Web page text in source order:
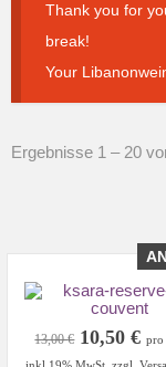
Thank you for
break!
Your
Ergebnisse 1 – 20
13,00€
Preis
10,50€ pro